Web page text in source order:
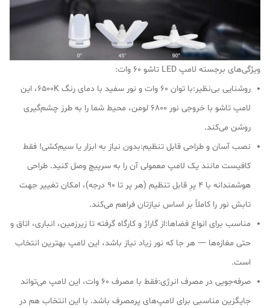
ویژگی‌های برجسته لامپ LED تاشو 60 وات:
روشنایی بی‌نظیر:با توان 60 وات و نور سفید با دمای رنگ 6500K، این
لامپ تاشو با خروجی نور 6800 لومن، محیط شما را به طرز چشم‌گیری
روشن می‌کند.
نصب آسان و طراحی قابل تنظیم:بدون نیاز به ابزار یا سیم‌کشی! فقط
کافیست مانند یک لامپ معمولی آن را به سرپیچ وصل کنید. طراحی
هوشمندانه با ۴ پرِ قابل تنظیم (هر پر تا ۹۰ درجه)، امکان تغییر جهت
تابش نور را کاملاً بر اساس نیازتان فراهم می‌کند.
مناسب برای انواع فضاها:از گاراژ و کارگاه گرفته تا زیرزمین، انباری، اتاق‌ و
حتی مغازه‌ها — هر جا که نور زیاد نیاز باشد، این لامپ بهترین انتخاب
است.
صرفه‌جویی در مصرف انرژی:فقط با مصرف 60 وات، این لامپ می‌تواند
جایگزین مناسبی برای لامپ‌های پرمصرف باشد. با این انتخاب هم در